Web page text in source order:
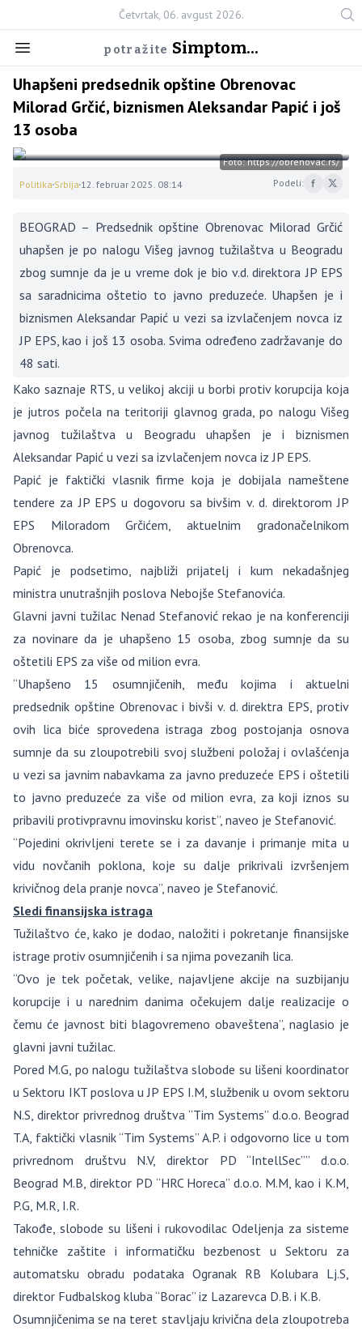
Četvrtak, 06. avgust 2026.
potražite Simptom...
Uhapšeni predsednik opštine Obrenovac
Milorad Grčić, biznismen Aleksandar Papić i još
13 osoba
Foto: https://obrenovac.rs/
Politika Srbija 12. februar 2025. 08:14 Podeli:
BEOGRAD – Predsednik opštine Obrenovac Milorad Grčić
uhapšen je po nalogu Višeg javnog tužilaštva u Beogradu
zbog sumnje da je u vreme dok je bio v.d. direktora JP EPS
sa saradnicima oštetio to javno preduzeće. Uhapšen je i
biznismen Aleksandar Papić u vezi sa izvlačenjem novca iz
JP EPS, kao i još 13 osoba. Svima određeno zadržavanje do
48 sati.
Kako saznaje RTS, u velikoj akciji u borbi protiv korupcija koja
je jutros počela na teritoriji glavnog grada, po nalogu Višeg
javnog tužilaštva u Beogradu uhapšen je i biznismen
Aleksandar Papić u vezi sa izvlačenjem novca iz JP EPS.
Papić je faktički vlasnik firme koja je dobijala nameštene
tendere za JP EPS u dogovoru sa bivšim v. d. direktorom JP
EPS Miloradom Grčićem, aktuelnim gradonačelnikom
Obrenovca.
Papić je podsetimo, najbliži prijatelj i kum nekadašnjeg
ministra unutrašnjih poslova Nebojše Stefanovića.
Glavni javni tužilac Nenad Stefanović rekao je na konferenciji
za novinare da je uhapšeno 15 osoba, zbog sumnje da su
oštetili EPS za više od milion evra.
“Uhapšeno 15 osumnjičenih, među kojima i aktuelni
predsednik opštine Obrenovac i bivši v. d. direktra EPS, protiv
ovih lica biće sprovedena istraga zbog postojanja osnova
sumnje da su zloupotrebili svoj službeni položaj i ovlašćenja
u vezi sa javnim nabavkama za javno preduzeće EPS i oštetili
to javno preduzeće za više od milion evra, za koji iznos su
pribavili protivpravnu imovinsku korist”, naveo je Stefanović.
“Pojedini okrivljeni terete se i za davanje i primanje mita u
vidu novčanih poklona, koje su dalje prikrivali izvršenjem
krivičnog dela pranje novca”, naveo je Stefanović.
Sledi finansijska istraga
Tužilaštvo će, kako je dodao, naložiti i pokretanje finansijske
istrage protiv osumnjičenih i sa njima povezanih lica.
“Ovo je tek početak, velike, najavljene akcije na suzbijanju
korupcije i u narednim danima očekujem dalje realizacije o
čemu će javnost biti blagovremeno obaveštena”, naglasio je
glavni javni tužilac.
Pored M.G, po nalogu tužilaštva slobode su lišeni koordinator
u Sektoru IKT poslova u JP EPS I.M, službenik u ovom sektoru
N.S, direktor privrednog društva “Tim Systems” d.o.o. Beograd
T.A, faktički vlasnik “Tim Systems” A.P. i odgovorno lice u tom
privrednom društvu N.V, direktor PD “IntellSec”” d.o.o.
Beograd M.B, direktor PD “HRC Horeca” d.o.o. M.M, kao i K.M,
P.G, M.R, I.R.
Takođe, slobode su lišeni i rukovodilac Odeljenja za sisteme
tehničke zaštite i informatičku bezbenost u Sektoru za
automatsku obradu podataka Ogranak RB Kolubara Lj.S,
direktor Fudbalskog kluba “Borac” iz Lazarevca D.B. i K.B.
Osumnjičenima se na teret stavljaju krivična dela zloupotreba